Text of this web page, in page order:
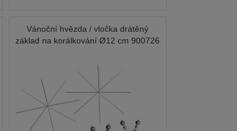
Vánoční hvězda / vločka drátěný
základ na korálkování Ø12 cm 900726